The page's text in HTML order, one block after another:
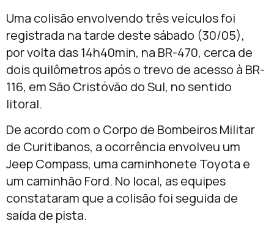
Uma colisão envolvendo três veículos foi
registrada na tarde deste sábado (30/05),
por volta das 14h40min, na BR-470, cerca de
dois quilômetros após o trevo de acesso à BR-
116, em São Cristóvão do Sul, no sentido
litoral.
De acordo com o Corpo de Bombeiros Militar
de Curitibanos, a ocorrência envolveu um
Jeep Compass, uma caminhonete Toyota e
um caminhão Ford. No local, as equipes
constataram que a colisão foi seguida de
saída de pista.